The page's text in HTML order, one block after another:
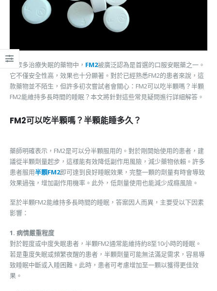
在眾多治療失眠的藥物中， FM2被廣泛認為是首選的口服安眠藥之一。
它不僅安全性高，效果也十分顯著。對於已經熟悉FM2的患者來說，這
款藥物並不陌生，但許多初次嘗試者會關心：FM2可以吃半顆嗎？半顆
FM2能維持多長時間的睡眠？本文將針對這些常見疑問進行詳細解答。
FM2可以吃半顆嗎？半顆能睡多久？
藥師明確表示，FM2是可以分半顆服用的。對於剛開始使用的患者，建
議從半顆劑量起步，這樣能有效降低副作用風險，減少藥物依賴。許多
患者服用半顆FM2即可達到良好睡眠效果，完整一顆的劑量有時會導致
效果過強，增加副作用機率。此外，低劑量使用也能減少成癮風險。
至於半顆FM2能維持多長時間的睡眠，答案因人而異，主要受以下因素
影響：
1. 病情嚴重程度
對於輕度或中度失眠患者，半顆FM2通常能維持約8至10小時的睡眠。
若是重度失眠或頻繁夜醒的患者，半顆劑量可能無法滿足需求，容易導
致睡眠中斷或入睡困難。此時，患者可考慮增加至一顆以獲得更佳效
果。